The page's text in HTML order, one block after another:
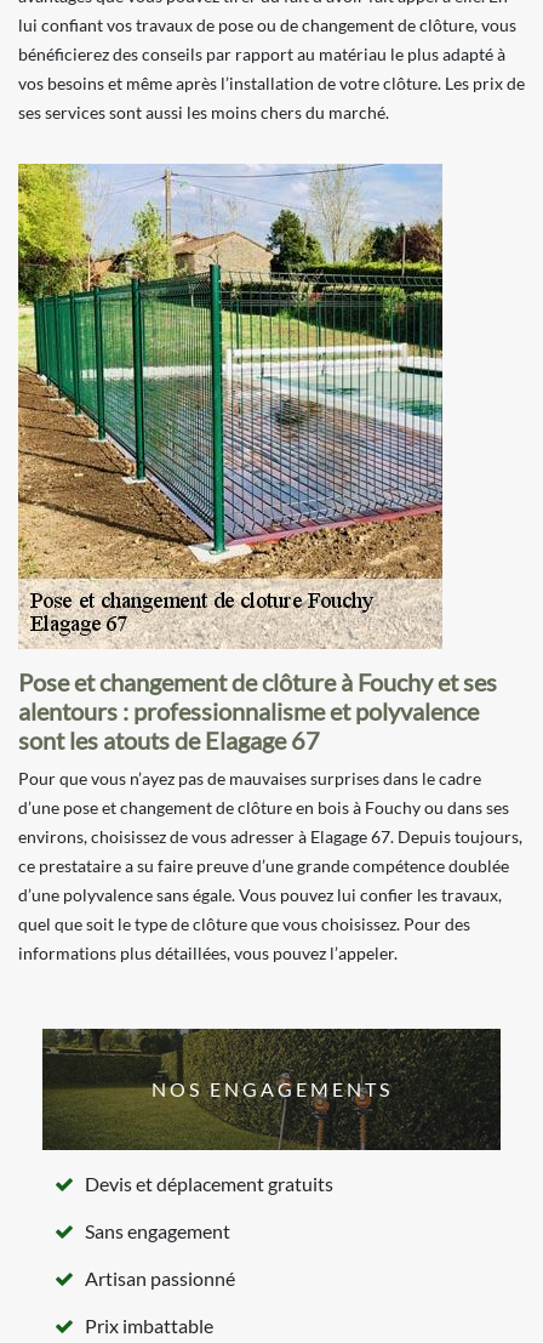
lui confiant vos travaux de pose ou de changement de clôture, vous
bénéficierez des conseils par rapport au matériau le plus adapté à
vos besoins et même après l’installation de votre clôture. Les prix de
ses services sont aussi les moins chers du marché.
Pose et changement de clôture à Fouchy et ses
alentours : professionnalisme et polyvalence
sont les atouts de Elagage 67
Pour que vous n’ayez pas de mauvaises surprises dans le cadre
d’une pose et changement de clôture en bois à Fouchy ou dans ses
environs, choisissez de vous adresser à Elagage 67. Depuis toujours,
ce prestataire a su faire preuve d’une grande compétence doublée
d’une polyvalence sans égale. Vous pouvez lui confier les travaux,
quel que soit le type de clôture que vous choisissez. Pour des
informations plus détaillées, vous pouvez l’appeler.
NOS ENGAGEMENTS
Devis et déplacement gratuits
Sans engagement
Artisan passionné
Prix imbattable